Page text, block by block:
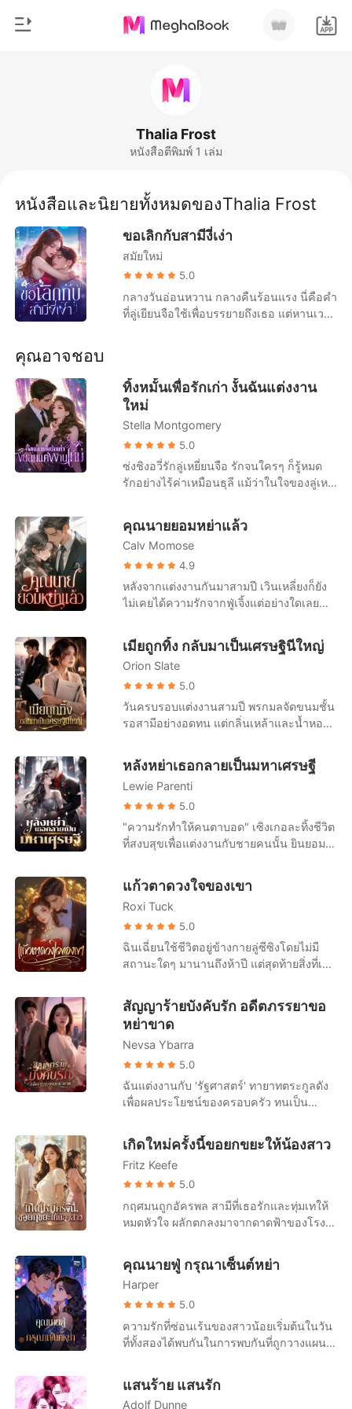
ดาวน์โหลดแอป
ประวัติศาสตร์
นิยายวาย
มหาเศรษฐี
รายการ
เรื่องสั้นคัดสรร
Thalia Frost
หนังสือตีพิมพ์ 1 เล่ม
หนังสือและนิยายทั้งหมดของThalia Frost
ขอเลิกกับสามีงี่เง่า
สมัยใหม่
5.0
กลางวันอ่อนหวาน กลางคืนร้อนแรง นี่คือคำ
ที่ลู่เยียนจือใช้เพื่อบรรยายถึงเธอ แต่หานเวย
ใหม่” เขาคิดว่าสือเนี่ยนจะรออยู่ที่เดิมตลอด
แต่เธอได้ตาสว่างแล้ว น้ำตาแห้งสนิท หัวใจ
สือเนี่ยนก็แตกสลายไปแล้วด้วย การหย่า
ปลอมๆ สุดท้ายกลายเป็นจริง ทำแท้งลูก เริ่ม
ต้นชีวิตใหม่ สือเนี่ยนจากไปโดยไม่หันกลับมา
อีก แต่ลู่เยียนจือกลับเสียสติ ต่อมา ได้ยินว่า
คุณชายลู่ผู้มีอิทธิพลนั้นก็อยู่นิ่งๆ ต่อไปไม่ได้
ครั้ง...
คุณอาจชอบ
ทิ้งหมั้นเพื่อรักเก่า งั้นฉันแต่งงาน
ใหม่
Stella Montgomery
5.0
ซ่งชิงอวี่รักลู่เหยี่ยนจือ รักจนใครๆ ก็รู้หมด
รักอย่างไร้ค่าเหมือนธุลี แม้ว่าในใจของลู่เหยี่
เวลาส่วนใหญ่ในแต่ละปีไปกับคนรักเก่าที่ต่าง
ประเทศ แม้ว่าคนรักเก่าจะตั้งครรภ์ลูกของลู่
เหยี่ยนจือแล้ว ซ่งชิงอวี่ก็ยังคงขอแต่งงานกับ
ลู่เหยี่ยนจือ แต่ในวันไปจดทะเบียนเพราะคน
รักเก่ากลับมา ลู่เหยี่ยนจือก็ไม่ปรากฏตัวที่ที่
ว่าการอำเภอ หลังจากรักลู่เหยี่ยนจือมาเจ็ดปี
ซ่งชิงอวี่ก็หมดหวังสิ้นเชิง เธอได้บล็อกลู่เหยี่
ยู่ ลู่เหยี่ยนจือไม่ได้ใส่ใจอะไร คิดว่าสักวัน
หนึ่งยังไงซ่งชิงอวี่ก็จะกลับมา จนกระทั่งเขา
เห็นซ่งชิงอวี่จดทะเบียนสมรสกับชายอื่นที่
หน้าที่ว่าการอำเภอ! คุณลู่ผู้ยิ่งใหญ่ถึงกับเสีย
สติไปเลย! ต่อมา ใครๆ ก็มักเห็นคุณลู่ผู้ยิ่ง
ใหญ่ วิ่งตามหลังซ่งชิงอวี่อย่างไร้ศักดิ์ศรี “ชิ
ครั้งเถอะ!” และสิ่งที่ตอบกลับเขาคือ เสียงที่
ไม่พอใจของผู้หญิงคนหนึ่ง “คุณจะหยุด
คุณนายยอมหย่าแล้ว
Calv Momose
4.9
หลังจากแต่งงานกันมาสามปี เวินเหลี่ยงก็ยัง
ไม่เคยได้ความรักจากฟู่เจิ้งแต่อย่างใดเลย
หนังสือการหย่า "ถ้าฉันมีลูก คุณยังเลือกหย่า
ไหม?" เธออยากจับโอกาสสุดท้ายนี้ไว้ แต่
แล้วมีแต่คำตอบที่เย็นชาว่า "ใช่" เวินเหลี่ยง
หลับตาและเลือกที่จะปล่อยมือ ...ต่อมาเธอ
นอนอยู่บนเตียงคนไข้ด้วยความสิ้นหวังและ
ลงนามในข้อตกลงการหย่า "ฟู่เจิ้ง เราไม่ได้
ขอร้องให้อีกฝ่ายกลับมาด้วยเสียงแผ่วเบา "เห
ลียง ได้โปรดอย่าหย่าได้ไหม?"
เมียถูกทิ้ง กลับมาเป็นเศรษฐินีใหญ่
Orion Slate
5.0
วันครบรอบแต่งงานสามปี พรกมลจัดขนมชั้น
รอสามีอย่างอดทน แต่กลิ่นเหล้าและน้ำหอมผู้
สายของศศิกานต์ดังขึ้น เขาผลักเธอทิ้งแล้ว
วิ่งออกไปทันที เธอได้ยินเสียงเขาบอกให้โยน
ของขวัญครบรอบทิ้ง และบอกว่าเขารักแค่
ศศิกานต์คนเดียว ข่าวการตั้งครรภ์ทำให้อภิ
เดชโกรธจัด เขายื่นสัญญาหย่าแล้วสั่งให้เธอ
ไปทำแท้ง เธอล้มลงเพราะถูกผลัก แต่เขากลับ
ไม่ยื่นมือช่วย กลับเดินจากไปอย่างเย็นชา ที่
ให้เธออาเจียนต่อหน้าคนอื่น อภิเดชเชื่อคำ
โกหกของอีกฝ่ายเต็มที่ แม้เธอจะปฏิเสธก็ตาม
พรกมลเซ็นสัญญาหย่า ลาออกจากงาน แล้ว
เดินออกจากชีวิตเก่าโดยไม่เหลียวหลัง เธอ
สาบานว่าจะเลี้ยงลูกคนเดียวให้ได้
หลังหย่าเธอกลายเป็นมหาเศรษฐี
Lewie Parenti
5.0
"ความรักทำให้คนตาบอด" เซิงเกอละทิ้งชีวิต
ที่สงบสุขเพื่อแต่งงานกับชายคนนั้น ยินยอม
แต่ในที่สุดเธอก็ตระหนักว่าความพยายาม
ของเธอ มันไร้ประโยชน์สิ้นดี เพราะในใจ
ของสามีตัวเองมีแต่รักแรกของเขา เซิงเกอรู้
สึกผิดหวังอย่างมาก และขอหย่าอย่างเด็ดขาด
"ถึงเวลาแล้ว ฉันไม่ปกปิดอีกแล้ว จะบอก
ความจริงให้" ทันใดนั้น โลกออนไลน์ก็ระเบิด
หนุ่มรูปงามต่างรีบเข้าหาเธอเพื่อเอาชนะใจ
เธอ เฝิงอวี้เหนียนเห็นดังนั้นจึงทนไม่ไหวอีก
ต่อไปเลยจัดงานแถลงข่าวในวันถัดไป โดย
ขอร้องอย่างจริงจังว่า: ผมรักเซิงเกอ ขอร้อง
แก้วตาดวงใจของเขา
Roxi Tuck
5.0
ฉินเฉี่ยนใช้ชีวิตอยู่ข้างกายลู่ซีซิงโดยไม่มี
สถานะใดๆ มานานถึงห้าปี แต่สุดท้ายสิ่งที่เธอ
กับคนอื่น เธอเลือกที่จะจากไปอย่างเงียบๆ แต่
ไม่เคยคาดคิดเลยว่า ซีอีโอที่ดูเหมือนจะไม่
เคยมีใจให้เรื่องรักใคร่ กลับตามหาเธออย่าง
บ้าคลั่งนานถึงเจ็ดวันเจ็ดคืน เมื่อได้พบกันอีก
ครั้ง เธอปรากฏตัวอย่างน่าทึ่ง และข้างกายมี
ใครบางคนเคียงข้างอยู่ ขณะที่ชายหนุ่ม
เสียใจจนแทบบ้า พยายามพร่ำบอกความรัก
ด้วยรอยยิ้มดูแคลน “แต่ฉันไม่ต้องการหรอก
นะ!” เธอตอบด้วยน้ำเสียงเย็นชาและแฝงด้วย
ความประชดประชัน ลำคอของชายหนุ่ม
ชาของเธอไว้ “เด็กดี อย่ามองฉันด้วยสายตา
แบบนั้นเลย ฉันทนไม่ไหว...”
สัญญาร้ายบังคับรัก อดีตภรรยาขอ
หย่าขาด
Nevsa Ybarra
5.0
ฉันแต่งงานกับ 'รัฐศาสตร์' ทายาทตระกูลดัง
เพื่อผลประโยชน์ของครอบครัว ทนเป็น
นั้น ฉันตื่นขึ้นมาในสภาพเสื้อผ้าหลุดลุ่ย
ร่างกายบอบช้ำจากการถูกย่ำยีในห้อง
โรงแรมแปลกหน้า ฉันโทรหาสามีด้วยความ
หวาดกลัว แต่เขากลับด่าว่าฉันสร้างเรื่องน่า
สมเพชเพื่อเรียกร้องความสนใจแล้วตัดสายทิ้ง
ต่อมาฉันถึงได้รู้ว่า 'พิชามญชุ์' น้องสาวแท้ๆ
หน้าเขา รัฐศาสตร์กลับเลือกที่จะปกป้องน้อง
สาว ปฏิเสธการหย่าเพื่อรักษาหน้าตาตระกูล
แม้แต่แม่แท้ๆ ของฉันก็ยังร้องไห้กอดขา
ขอร้องให้ฉันทนอยู่ในขุมนรกนี้ต่อไปเพื่อแลก
กับเงินค่ารักษาน้องชาย หนำซ้ำคุณปู่ของ
เขายังออกคำสั่งเด็ดขาด บังคับให้เราย้าย
ได้ภายในหนึ่งปี ฉันถูกคนทั้งบ้านรุมเหยียบย่ำ
ถูกมองเป็นแค่สินค้าและเครื่องจักรผลิตลูก
เกิดใหม่ครั้งนี้ขอยกขยะให้น้องสาว
Fritz Keefe
5.0
กฤศมนถูกอัครพล สามีที่เธอรักและทุ่มเทให้
หมดหัวใจ ผลักตกลงมาจากดาดฟ้าของโรง
อย่างเลือดเย็น กักขังและทรมานสารพัดจน
ทุกคนในครอบครัวเชื่อสนิทใจว่าเธอเป็นบ้า
เขาค่อย ๆ ช่วงชิงทุกอย่างไปจากเธออย่าง
แนบเนียน ทั้งบริษัทเทคโนโลยีที่เธอสร้างมา
กับมือ ครอบครัวที่หลงเชื่อคำโกหกของเขา
และสุดท้ายเขาก็พรากชีวิตของเธอไป ร่าง
ของเธอแหลกเหลวอยู่บนพื้นคอนกรีตเย็น
ผู้ชนะ จนถึงวินาทีที่ความตายมาเยือน เธอถึง
เพิ่งตาสว่างว่าความรักที่ผ่านมาคือแผนการ
คุณนายฟู่ กรุณาเซ็นต์หย่า
Harper
5.0
ความรักที่ซ่อนเร้นของสาวน้อยเริ่มต้นในวัน
ที่ทั้งสองได้พบกันในการพบกันที่ถูกวางแผน
มาเลี้ยงกลับแย่งชิงครอบครัวและเด็กหนุ่มไป
โดยไม่รู้สึกเกรงกลัว เมื่อโตขึ้น เธอใช้โอกาส
แสนร้าย แสนรัก
Adolf Dunne